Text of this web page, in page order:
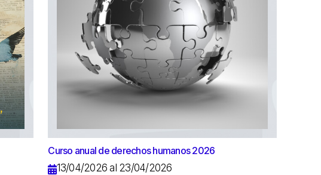
Curso anual de derechos humanos 2026
13/04/2026 al 23/04/2026